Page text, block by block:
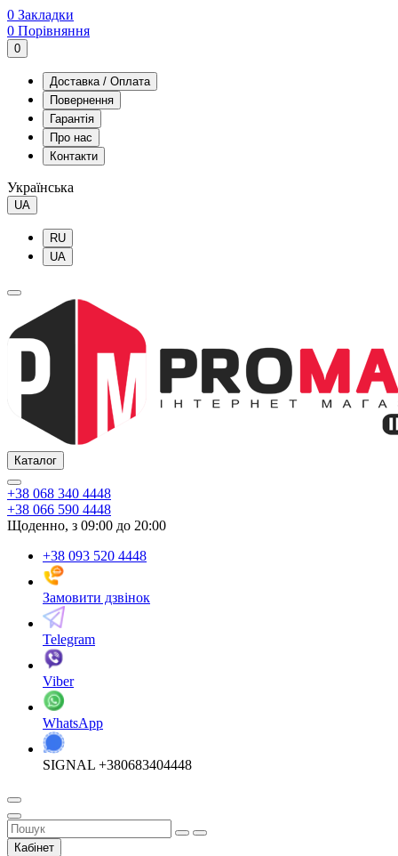
0 Закладки
0 Порівняння
0
Доставка / Оплата
Повернення
Гарантія
Про нас
Контакти
Українська
UA
RU
UA
Каталог
+38 068 340 4448
+38 066 590 4448
Щоденно, з 09:00 до 20:00
+38 093 520 4448
Замовити дзвінок
Telegram
Viber
WhatsApp
SIGNAL +380683404448
Кабінет